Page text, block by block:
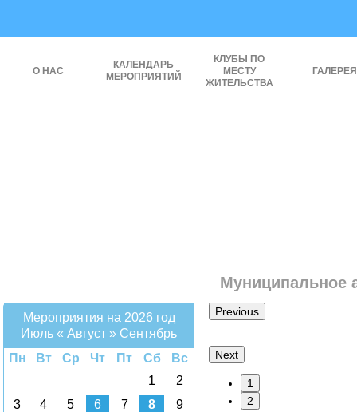
О НАС
КАЛЕНДАРЬ
МЕРОПРИЯТИЙ
КЛУБЫ ПО
МЕСТУ
ЖИТЕЛЬСТВА
ГАЛЕРЕЯ
Муниципальное
Мероприятия на 2026 год
Июль « Август » Сентябрь
Пн
Вт Ср Чт Пт Сб
Вс
1
2
3
4 5 6 7 8
9
Previous
Next
1
2